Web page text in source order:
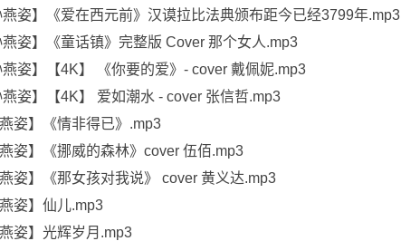
燕姿】《爱在西元前》汉谟拉比法典颁布距今已经3799年.mp3
燕姿】《童话镇》完整版 Cover 那个女人.mp3
燕姿】【4K】 《你要的爱》- cover 戴佩妮.mp3
燕姿】【4K】 爱如潮水 - cover 张信哲.mp3
燕姿】《情非得已》.mp3
燕姿】《挪威的森林》cover 伍佰.mp3
燕姿】《那女孩对我说》 cover 黄义达.mp3
燕姿】仙儿.mp3
燕姿】光辉岁月.mp3